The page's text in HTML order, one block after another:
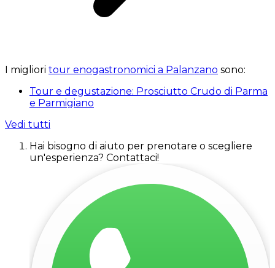
I migliori tour enogastronomici a Palanzano sono:
Tour e degustazione: Prosciutto Crudo di Parma
e Parmigiano
Vedi tutti
Hai bisogno di aiuto per prenotare o scegliere
un'esperienza? Contattaci!